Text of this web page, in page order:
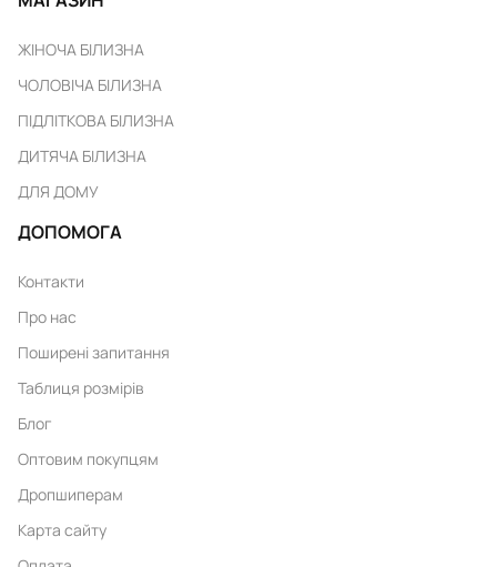
ЖІНОЧА БІЛИЗНА
ЧОЛОВІЧА БІЛИЗНА
ПІДЛІТКОВА БІЛИЗНА
ДИТЯЧА БІЛИЗНА
ДЛЯ ДОМУ
ДОПОМОГА
Контакти
Про нас
Поширені запитання
Таблиця розмірів
Блог
Оптовим покупцям
Дропшиперам
Карта сайту